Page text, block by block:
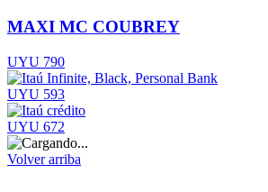
MAXI MC COUBREY
UYU 790
UYU 593
UYU 672
Volver arriba